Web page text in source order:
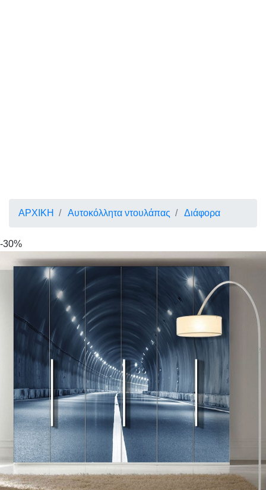
ΑΡΧΙΚΗ Αυτοκόλλητα ντουλάπας Διάφορα
-30%